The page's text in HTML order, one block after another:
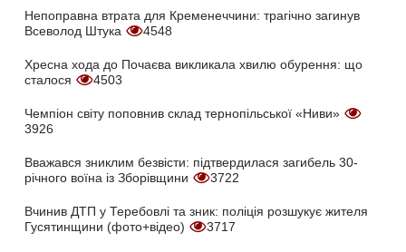
Непоправна втрата для Кременеччини: трагічно загинув
Всеволод Штука
4548
Хресна хода до Почаєва викликала хвилю обурення: що
сталося
4503
Чемпіон світу поповнив склад тернопільської «Ниви»
3926
Вважався зниклим безвісти: підтвердилася загибель 30-
річного воїна із Зборівщини
3722
Вчинив ДТП у Теребовлі та зник: поліція розшукує жителя
Гусятинщини (фото+відео)
3717